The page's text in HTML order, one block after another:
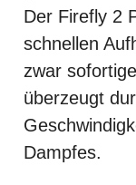
Der Firefly 2
schnellen
zwar
überzeugt
Dampfes.